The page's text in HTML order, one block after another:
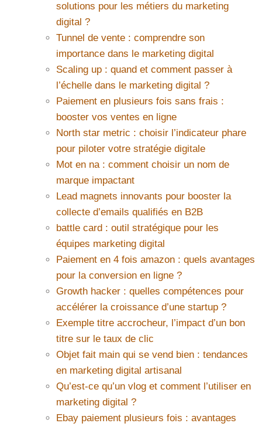
solutions pour les métiers du marketing
digital ?
Tunnel de vente : comprendre son
importance dans le marketing digital
Scaling up : quand et comment passer à
l’échelle dans le marketing digital ?
Paiement en plusieurs fois sans frais :
booster vos ventes en ligne
North star metric : choisir l’indicateur phare
pour piloter votre stratégie digitale
Mot en na : comment choisir un nom de
marque impactant
Lead magnets innovants pour booster la
collecte d’emails qualifiés en B2B
battle card : outil stratégique pour les
équipes marketing digital
Paiement en 4 fois amazon : quels avantages
pour la conversion en ligne ?
Growth hacker : quelles compétences pour
accélérer la croissance d’une startup ?
Exemple titre accrocheur, l’impact d’un bon
titre sur le taux de clic
Objet fait main qui se vend bien : tendances
en marketing digital artisanal
Qu’est-ce qu’un vlog et comment l’utiliser en
marketing digital ?
Ebay paiement plusieurs fois : avantages